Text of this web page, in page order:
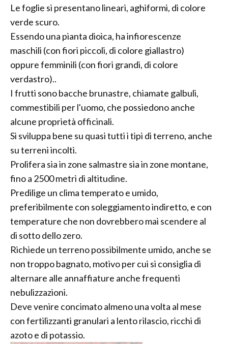
Le foglie si presentano lineari, aghiformi, di colore
verde scuro.
Essendo una pianta dioica, ha infiorescenze
maschili (con fiori piccoli, di colore giallastro)
oppure femminili (con fiori grandi, di colore
verdastro)..
I frutti sono bacche brunastre, chiamate galbuli,
commestibili per l'uomo, che possiedono anche
alcune proprietà officinali.
Si sviluppa bene su quasi tutti i tipi di terreno, anche
su terreni incolti.
Prolifera sia in zone salmastre sia in zone montane,
fino a 2500 metri di altitudine.
Predilige un clima temperato e umido,
preferibilmente con soleggiamento indiretto, e con
temperature che non dovrebbero mai scendere al
di sotto dello zero.
Richiede un terreno possibilmente umido, anche se
non troppo bagnato, motivo per cui si consiglia di
alternare alle annaffiature anche frequenti
nebulizzazioni.
Deve venire concimato almeno una volta al mese
con fertilizzanti granulari a lento rilascio, ricchi di
azoto e di potassio.